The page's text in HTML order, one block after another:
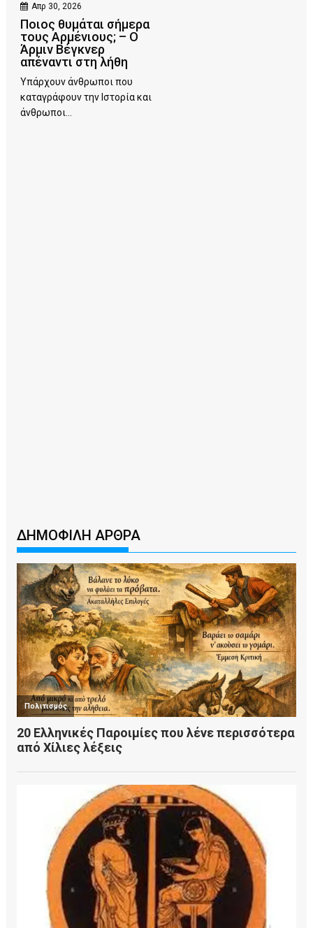
Απρ 30, 2026
Ποιος θυμάται σήμερα
τους Αρμένιους; – Ο
Άρμιν Βέγκνερ
απέναντι στη λήθη
Υπάρχουν άνθρωποι που
καταγράφουν την Ιστορία και
άνθρωποι...
ΔΗΜΟΦΙΛΗ ΑΡΘΡΑ